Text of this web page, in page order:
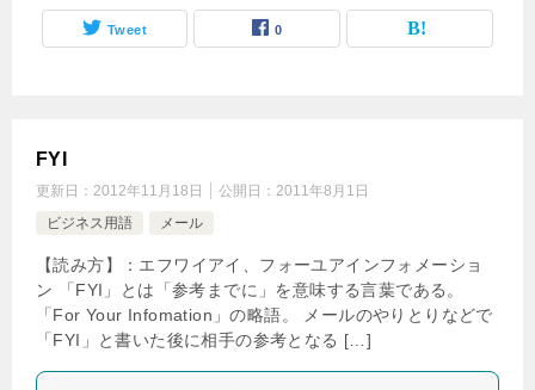
Tweet 0
FYI
更新日： 2012年11月18日 公開日： 2011年8月1日
ビジネス用語
メール
【読み方】：エフワイアイ、フォーユアインフォメーショ
ン 「FYI」とは「参考までに」を意味する言葉である。
「For Your Infomation」の略語。 メールのやりとりなどで
「FYI」と書いた後に相手の参考となる […]